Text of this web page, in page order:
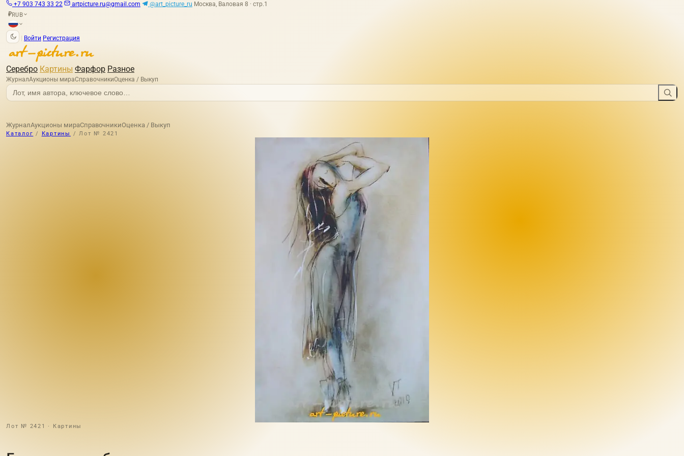
+7 903 743 33 22 artpicture.ru@gmail.com @art_picture_ru Москва, Валовая 8 · стр.1
₽RUB
Войти Регистрация
Серебро Картины Фарфор Разное
ЖурналАукционы мираСправочникиОценка / Выкуп
ЖурналАукционы мираСправочникиОценка / Выкуп
Каталог / Картины / Лот № 2421
Лот № 2421 · Картины